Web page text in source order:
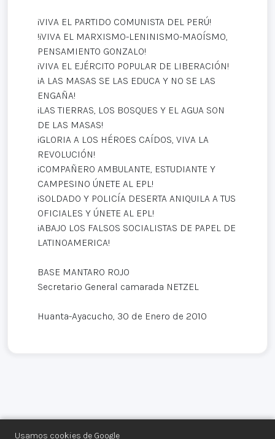
Usamos cookies de Google
¡VIVA EL PARTIDO COMUNISTA DEL PERÚ!
!¡VIVA EL MARXISMO-LENINISMO-MAOÍSMO,
PENSAMIENTO GONZALO!
¡VIVA EL EJÉRCITO POPULAR DE LIBERACIÓN!
¡A LAS MASAS SE LAS EDUCA Y NO SE LAS
ENGAÑA!
¡LAS TIERRAS, LOS BOSQUES Y EL AGUA SON
DE LAS MASAS!
¡GLORIA A LOS HÉROES CAÍDOS, VIVA LA
REVOLUCIÓN!
¡COMPAÑERO AMBULANTE, ESTUDIANTE Y
CAMPESINO ÚNETE AL EPL!
¡SOLDADO Y POLICÍA DESERTA ANIQUILA A TUS
OFICIALES Y ÚNETE AL EPL!
¡ABAJO LOS FALSOS SOCIALISTAS DE PAPEL DE
LATINOAMERICA!
BASE MANTARO ROJO
Secretario General camarada NETZEL
Huanta-Ayacucho, 30 de Enero de 2010